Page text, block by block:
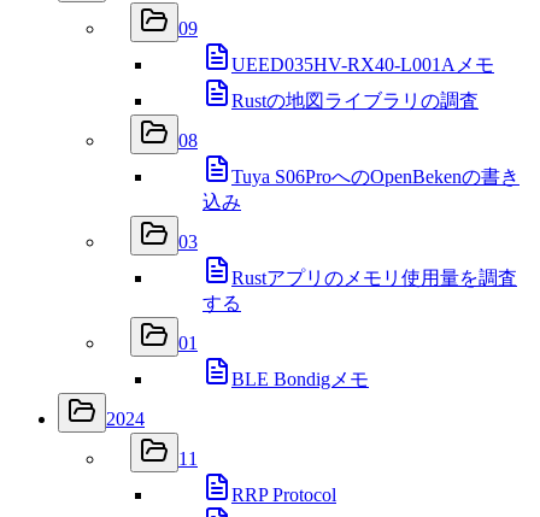
09
UEED035HV-RX40-L001Aメモ
Rustの地図ライブラリの調査
08
Tuya S06ProへのOpenBekenの書き
込み
03
Rustアプリのメモリ使用量を調査
する
01
BLE Bondigメモ
2024
11
RRP Protocol